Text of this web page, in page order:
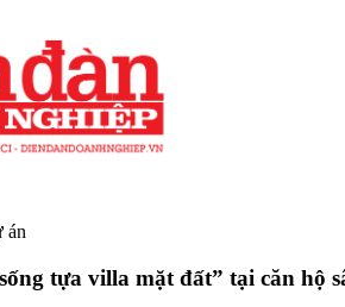
án
tựa villa mặt đất” tại căn hộ